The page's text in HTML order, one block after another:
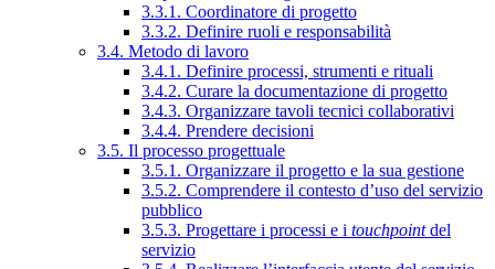
3.3.1. Coordinatore di progetto
3.3.2. Definire ruoli e responsabilità
3.4. Metodo di lavoro
3.4.1. Definire processi, strumenti e rituali
3.4.2. Curare la documentazione di progetto
3.4.3. Organizzare tavoli tecnici collaborativi
3.4.4. Prendere decisioni
3.5. Il processo progettuale
3.5.1. Organizzare il progetto e la sua gestione
3.5.2. Comprendere il contesto d’uso del servizio
pubblico
3.5.3. Progettare i processi e i touchpointdel
servizio